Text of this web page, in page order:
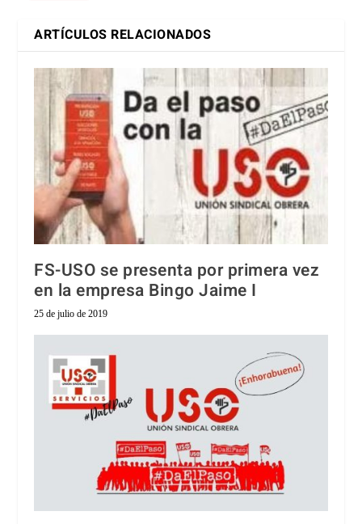
ARTÍCULOS RELACIONADOS
FS-USO se presenta por primera vez
en la empresa Bingo Jaime I
25 de julio de 2019